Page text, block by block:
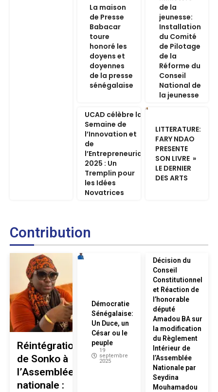
La maison
de Presse
Babacar
toure
honoré les
doyens et
doyennes
de la presse
sénégalaise
de la
jeunesse:
Installation
du Comité
de Pilotage
de la
Réforme du
Conseil
National de
la jeunesse
UCAD célèbre la
Semaine de
l’Innovation et
de
l’Entrepreneuriat
2025 : Un
Tremplin pour
les Idées
Novatrices
LITTERATURE:
FARY NDAO
PRESENTE
SON LIVRE »
LE DERNIER
DES ARTS
Contribution
Réintégration
de Sonko à
l’Assemblée
nationale :
Démocratie
Sénégalaise:
Un Duce, un
César ou le
peuple
19
septembre
2025
Décision du
Conseil
Constitutionnel
et Réaction de
l’honorable
député
Amadou BA sur
la modification
du Règlement
Intérieur de
l’Assemblée
Nationale par
Seydina
Mouhamadou